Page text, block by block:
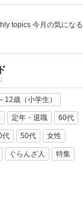
topics 今月の気になる
12歳（小学生）
定年・退職 60代
代 50代 女性
ぐらんざ人 特集